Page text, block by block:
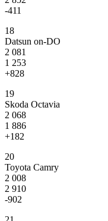
-411
18
Datsun on-DO
2 081
1 253
+828
19
Skoda Octavia
2 068
1 886
+182
20
Toyota Camry
2 008
2 910
-902